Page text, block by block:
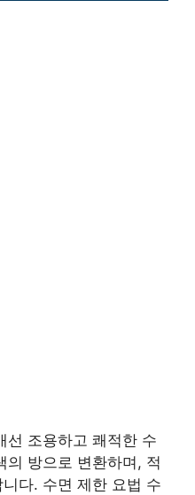
선 조용하고 쾌적한 수
의 방으로 변환하며, 적
다. 수면 제한 요법 수